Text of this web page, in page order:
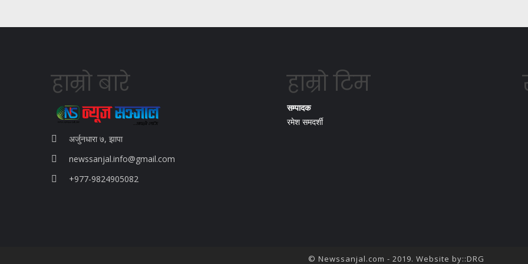
हाम्रो बारे
अर्जुनधारा ७, झापा
newssanjal.info@gmail.com
+977-9824905082
हाम्रो टिम
सम्पादक
रमेश समदर्शी
© Newssanjal.com - 2019. Website by::DRG